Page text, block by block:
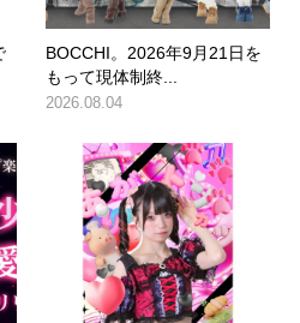
BOCCHI。2026年9月21日を
もって現体制終...
2026.08.04